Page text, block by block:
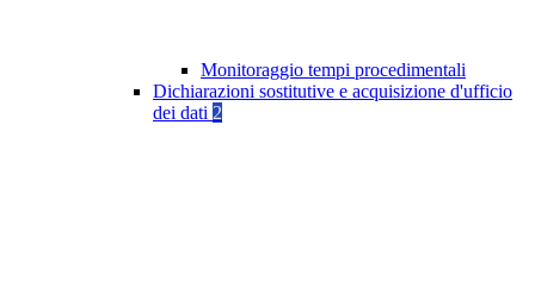
Monitoraggio tempi procedimentali
Dichiarazioni sostitutive e acquisizione d'ufficio
dei dati 2